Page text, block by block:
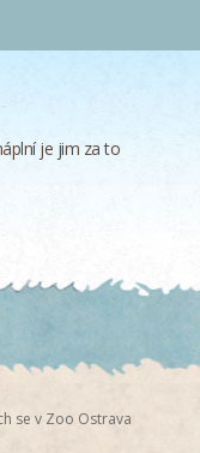
je jim za to
se v Zoo Ostrava